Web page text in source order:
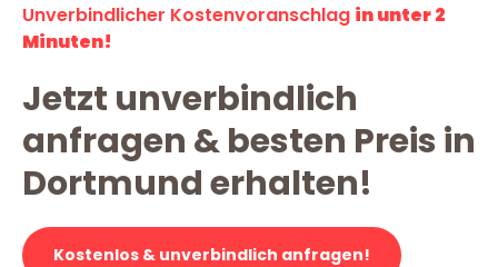
Unverbindlicher Kostenvoranschlag in unter 2
Minuten!
Jetzt unverbindlich
anfragen & besten Preis in
Dortmund erhalten!
Kostenlos & unverbindlich anfragen!